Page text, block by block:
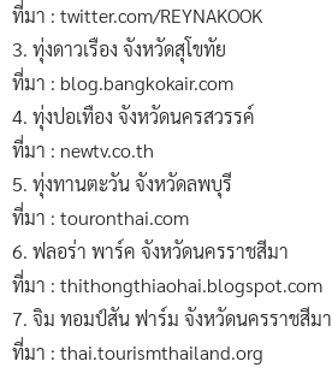
ที่มา : twitter.com/REYNAKOOK
3. ทุ่งดาวเรือง จังหวัดสุโขทัย
ที่มา : blog.bangkokair.com
4. ทุ่งปอเทือง จังหวัดนครสวรรค์
ที่มา : newtv.co.th
5. ทุ่งทานตะวัน จังหวัดลพบุรี
ที่มา : touronthai.com
6. ฟลอร่า พาร์ค จังหวัดนครราชสีมา
ที่มา : thithongthiaohai.blogspot.com
7. จิม ทอมป์สัน ฟาร์ม จังหวัดนครราชสีมา
ที่มา : thai.tourismthailand.org